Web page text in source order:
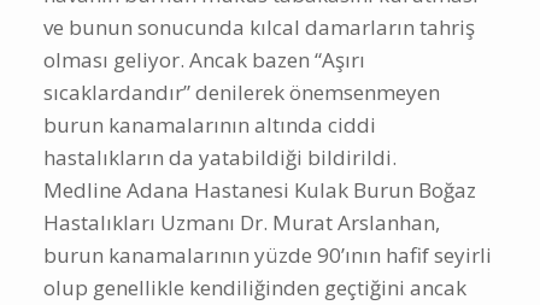
ve bunun sonucunda kılcal damarların tahriş
olması geliyor. Ancak bazen “Aşırı
sıcaklardandır” denilerek önemsenmeyen
burun kanamalarının altında ciddi
hastalıkların da yatabildiği bildirildi.
Medline Adana Hastanesi Kulak Burun Boğaz
Hastalıkları Uzmanı Dr. Murat Arslanhan,
burun kanamalarının yüzde 90’ının hafif seyirli
olup genellikle kendiliğinden geçtiğini ancak